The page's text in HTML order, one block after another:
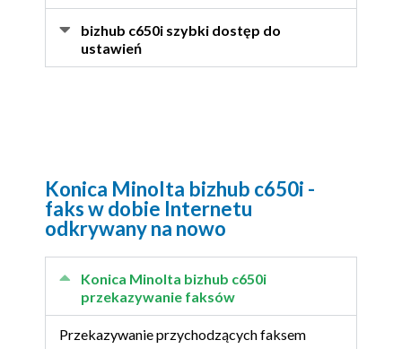
bizhub c650i szybki dostęp do
ustawień
Konica Minolta bizhub c650i -
faks w dobie Internetu
odkrywany na nowo
Konica Minolta bizhub c650i
przekazywanie faksów
Przekazywanie przychodzących faksem